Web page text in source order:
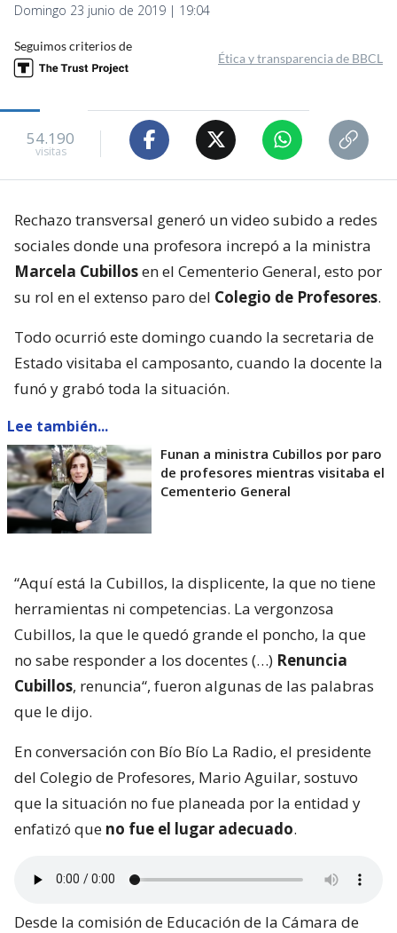
Domingo 23 junio de 2019 | 19:04
Seguimos criterios de
Ética y transparencia de BBCL
54.190
visitas
Rechazo transversal generó un video subido a redes
sociales donde una profesora increpó a la ministra
Marcela Cubillosen el Cementerio General, esto por
su rol en el extenso paro del Colegio de Profesores.
Todo ocurrió este domingo cuando la secretaria de
Estado visitaba el camposanto, cuando la docente la
funó y grabó toda la situación.
Lee también...
Funan a ministra Cubillos por paro
de profesores mientras visitaba el
Cementerio General
“Aquí está la Cubillos, la displicente, la que no tiene
herramientas ni competencias. La vergonzosa
Cubillos, la que le quedó grande el poncho, la que
no sabe responder a los docentes (…) Renuncia
Cubillos, renuncia“, fueron algunas de las palabras
que le dijo.
En conversación con Bío Bío La Radio, el presidente
del Colegio de Profesores, Mario Aguilar, sostuvo
que la situación no fue planeada por la entidad y
enfatizó que no fue el lugar adecuado.
Desde la comisión de Educación de la Cámara de